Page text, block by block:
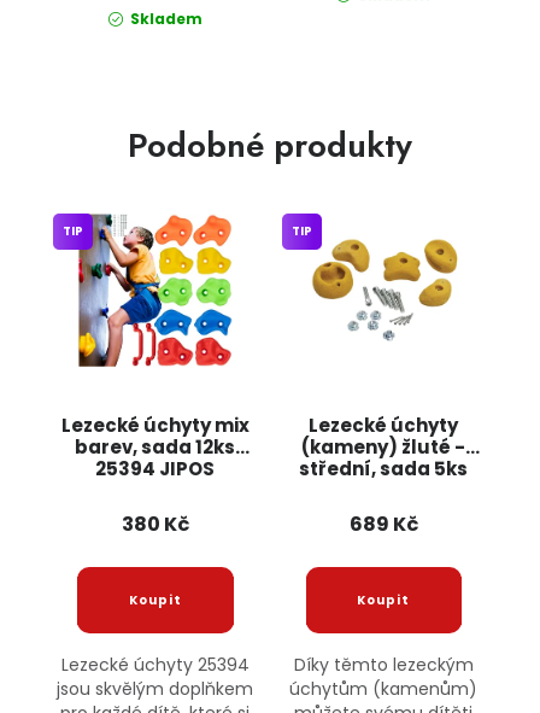
Skladem
Podobné produkty
Lezecké úchyty mix
barev, sada 12ks
25394 JIPOS
TIP
380 Kč
Lezecké úchyty 25394
jsou skvělým doplňkem
Lezecké úchyty
(kameny) žluté -
střední, sada 5ks
TIP
689 Kč
Díky těmto lezeckým
úchytům (kamenům)